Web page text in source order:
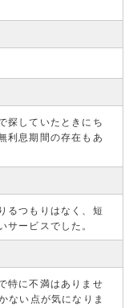
探していたときにち
利息期間の存在もあ
るつもりはなく、短
サービスでした。
特に不満はありませ
ない点が気になりま